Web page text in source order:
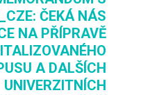
: ČEKÁ NÁS
NA PŘÍPRAVĚ
A DALŠÍCH
UNIVERZITNÍCH